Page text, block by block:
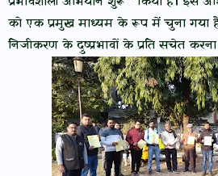
को एक प्रमुख माध्यम के रूप में चुना गया
निजीकरण के दुष्प्रभावों के प्रति सचेत